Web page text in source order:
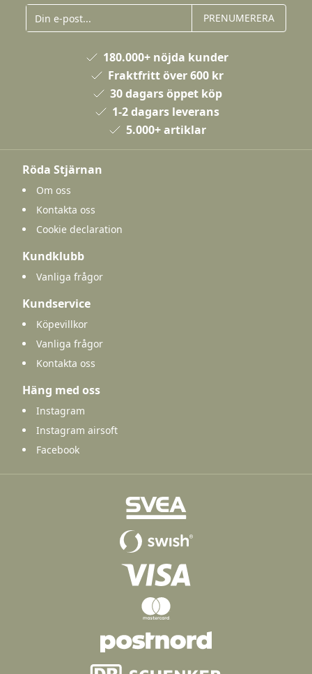
PRENUMERERA
180.000+ nöjda kunder
Fraktfritt över 600 kr
30 dagars öppet köp
1-2 dagars leverans
5.000+ artiklar
Röda Stjärnan
Om oss
Kontakta oss
Cookie declaration
Kundklubb
Vanliga frågor
Kundservice
Köpevillkor
Vanliga frågor
Kontakta oss
Häng med oss
Instagram
Instagram airsoft
Facebook